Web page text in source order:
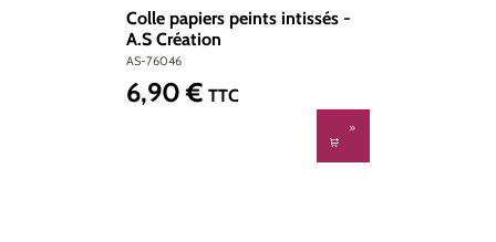
Colle papiers peints intissés -
A.S Création
AS-76046
Prix régulier :
6,90 € TTC